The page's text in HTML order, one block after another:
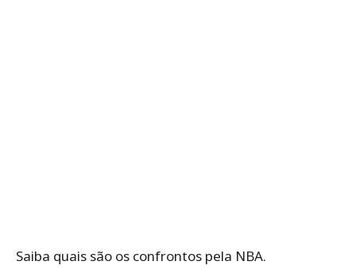
Saiba quais são os confrontos pela NBA.